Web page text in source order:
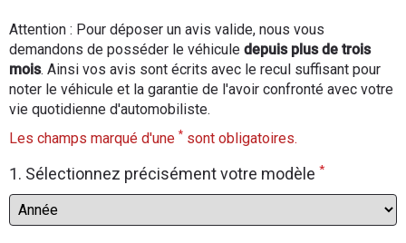
d'achat
Electriques
Flottes
Auto
Attention : Pour déposer un avis valide, nous vous
demandons de posséder le véhicule depuis plus de trois
mois. Ainsi vos avis sont écrits avec le recul suffisant pour
noter le véhicule et la garantie de l'avoir confronté avec votre
vie quotidienne d'automobiliste.
Les champs marqué d'une * sont obligatoires.
1. Sélectionnez précisément votre modèle *